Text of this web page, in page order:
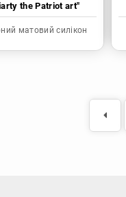
the Patriot art"
матовий силікон